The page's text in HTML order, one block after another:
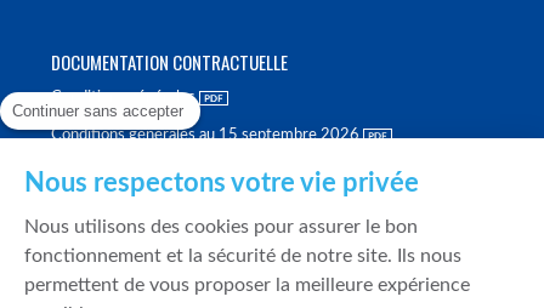
DOCUMENTATION CONTRACTUELLE
Conditions générales
Conditions générales au 15 septembre 2026
Politique de meilleure sélection
Politique de durabilité
Continuer sans accepter
Nous respectons votre vie privée
Nous utilisons des cookies pour assurer le bon
fonctionnement et la sécurité de notre site. Ils nous
permettent de vous proposer la meilleure expérience